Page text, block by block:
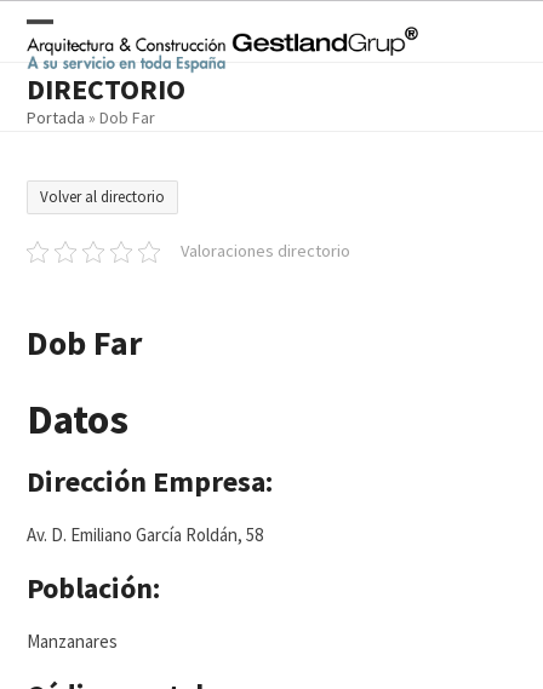
contentOpen
mobile
menu
Close
mobile
menu
DIRECTORIO
Portada »Dob Far
Volver al directorio
Valoraciones directorio
Dob Far
Datos
Dirección Empresa:
Av. D. Emiliano García Roldán, 58
Población:
Manzanares